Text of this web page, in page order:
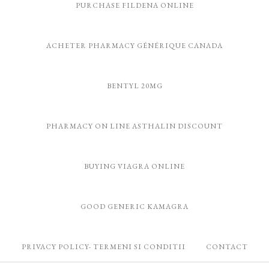
PURCHASE FILDENA ONLINE
ACHETER PHARMACY GÉNÉRIQUE CANADA
BENTYL 20MG
PHARMACY ON LINE ASTHALIN DISCOUNT
BUYING VIAGRA ONLINE
GOOD GENERIC KAMAGRA
PRIVACY POLICY- TERMENI SI CONDITII CONTACT